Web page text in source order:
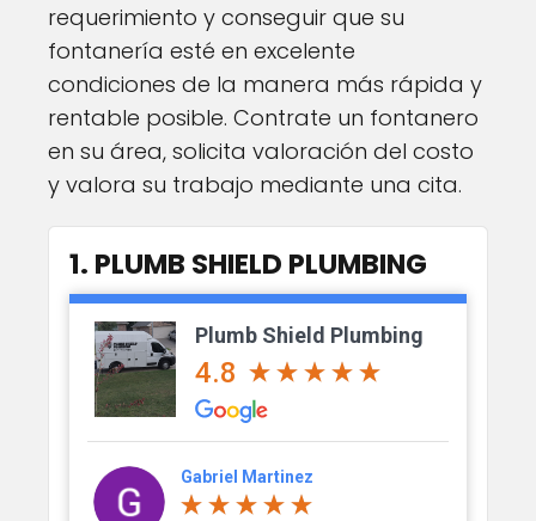
requerimiento y conseguir que su
fontanería esté en excelente
condiciones de la manera más rápida y
rentable posible. Contrate un fontanero
en su área, solicita valoración del costo
y valora su trabajo mediante una cita.
1. PLUMB SHIELD PLUMBING
Plumb Shield Plumbing
4.8
Gabriel Martinez